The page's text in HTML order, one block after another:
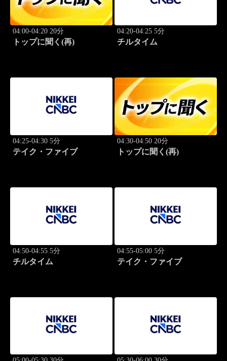
04:00-04:20 20分
トップに聞く(再)
04:20-04:25 5分
チルタイム
04:25-04:30 5分
テイク・ファイブ
04:30-04:50 20分
トップに聞く(再)
04:50-04:55 5分
チルタイム
04:55-05:00 5分
テイク・ファイブ